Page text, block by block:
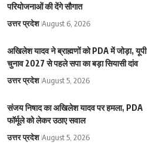
परियोजनाओं की देंगे सौगात
उत्तर प्रदेश August 6, 2026
अखिलेश यादव ने ब्राह्मणों को PDA में जोड़ा, यूपी
चुनाव 2027 से पहले सपा का बड़ा सियासी दांव
उत्तर प्रदेश August 5, 2026
संजय निषाद का अखिलेश यादव पर हमला, PDA
फॉर्मूले को लेकर उठाए सवाल
उत्तर प्रदेश August 5, 2026